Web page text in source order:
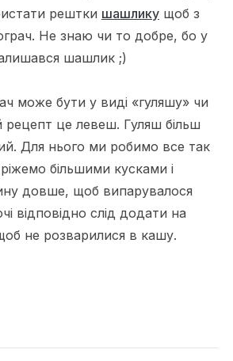
рештки шашликущоб з
Не знаю чи то добре, бо у
шашлик ;)
може бути у виді «гуляшу» чи
це левеш. Гуляш більш
Для нього ми робимо все так
більшими кусками і
довше, щоб випарувалося
відповідно слід додати на
не розварилися в кашу.